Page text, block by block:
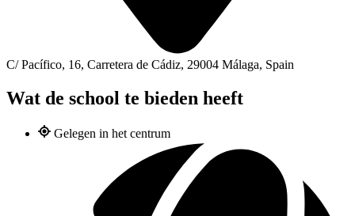
C/ Pacífico, 16, Carretera de Cádiz, 29004 Málaga, Spain
Wat de school te bieden heeft
Gelegen in het centrum